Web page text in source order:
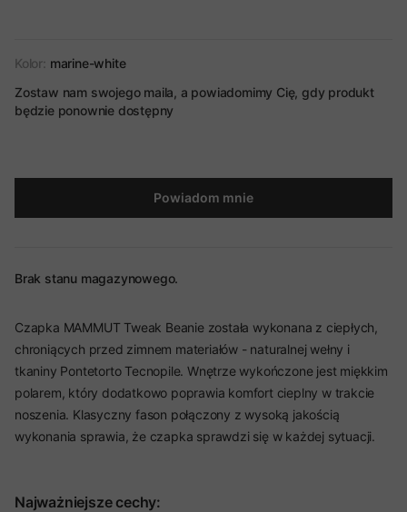
Kolor: marine-white
Zostaw nam swojego maila, a powiadomimy Cię, gdy produkt
będzie ponownie dostępny
Powiadom mnie
Brak stanu magazynowego.
Czapka MAMMUT Tweak Beanie została wykonana z ciepłych,
chroniących przed zimnem materiałów - naturalnej wełny i
tkaniny Pontetorto Tecnopile. Wnętrze wykończone jest miękkim
polarem, który dodatkowo poprawia komfort cieplny w trakcie
noszenia. Klasyczny fason połączony z wysoką jakością
wykonania sprawia, że czapka sprawdzi się w każdej sytuacji.
Najważniejsze cechy: